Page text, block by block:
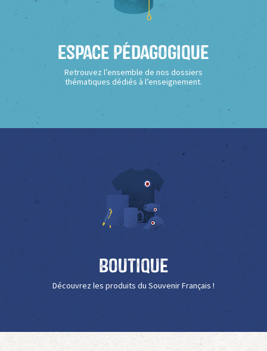
Espace Pédagogique
Retrouvez l’ensemble de nos dossiers
thématiques dédiés à l’enseignement.
Boutique
Découvrez les produits du Souvenir Français !